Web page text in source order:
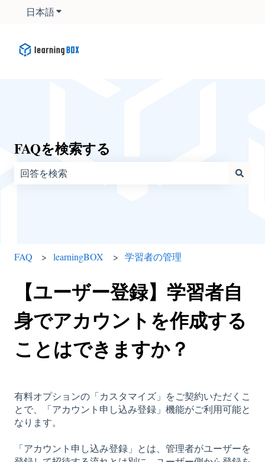
日本語翻訳のサブメニューを表示
FAQを検索する
FAQ learningBOX 学習者の管理
【ユーザー登録】学習者自
身でアカウントを作成する
ことはできますか？
有料オプションの「カスタマイズ」をご契約いただくこ
とで、「アカウント申し込み登録」機能がご利用可能と
なります。
「アカウント申し込み登録」とは、管理者がユーザーを